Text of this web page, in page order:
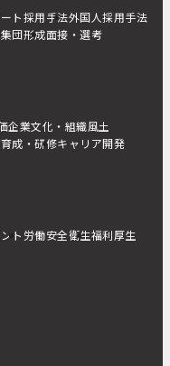
ト採用手法外国人採用手法
団形成面接・選考
企業文化・組織風土
成・研修キャリア開発
ト 労働安全衛生福利厚生